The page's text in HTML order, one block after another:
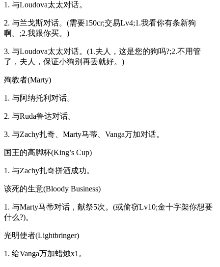
1. 与Loudova太太对话。
2. 与兰戈斯对话。(需要150cr;交易Lv4;1.我看你有条新狗
啊。;2.我跟你买。)
3. 与Loudova太太对话。(1.夫人，这是您的狗吗?;2.不用管
了，夫人，保证小狗别再丢就好。)
殉教者(Marty)
1. 与阿纳托利对话。
2. 与Ruda鲁达对话。
3. 与Zachy扎奇、Marty马蒂、Vanga万加对话。
国王的高脚杯(King’s Cup)
1. 与Zachy扎奇拼酒成功。
该死的生意(Bloody Business)
1. 与Marty马蒂对话，献祭5次。(或偷窃Lv10;金十字架你想要
什么?)。
光明使者(Lightbringer)
1. 给Vanga万加蜡烛x1。